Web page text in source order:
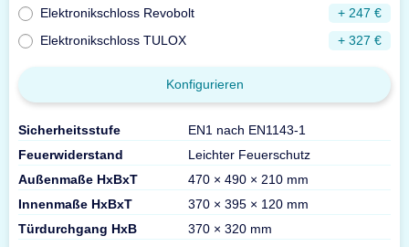
Elektronikschloss Revobolt
+ 247 €
Elektronikschloss TULOX
+ 327 €
Konfigurieren
Sicherheitsstufe
EN1 nach EN1143-1
Feuerwiderstand
Leichter Feuerschutz
Außenmaße HxBxT
470 × 490 × 210 mm
Innenmaße HxBxT
370 × 395 × 120 mm
Türdurchgang HxB
370 × 320 mm